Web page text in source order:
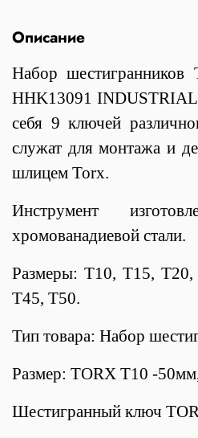
Описание
Набор
HHK13091
себя 9 ключей
служат для монтажа и
шлицем Torx.
Инструмент
хромованадиевой стали.
Размеры: T10, T15,
T45, T50.
Тип товара: Набор
Размер: TORX T10 -
Шестигранный ключ